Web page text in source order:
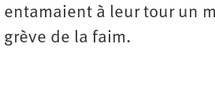
entamaient à leur tour un
grève de la faim.